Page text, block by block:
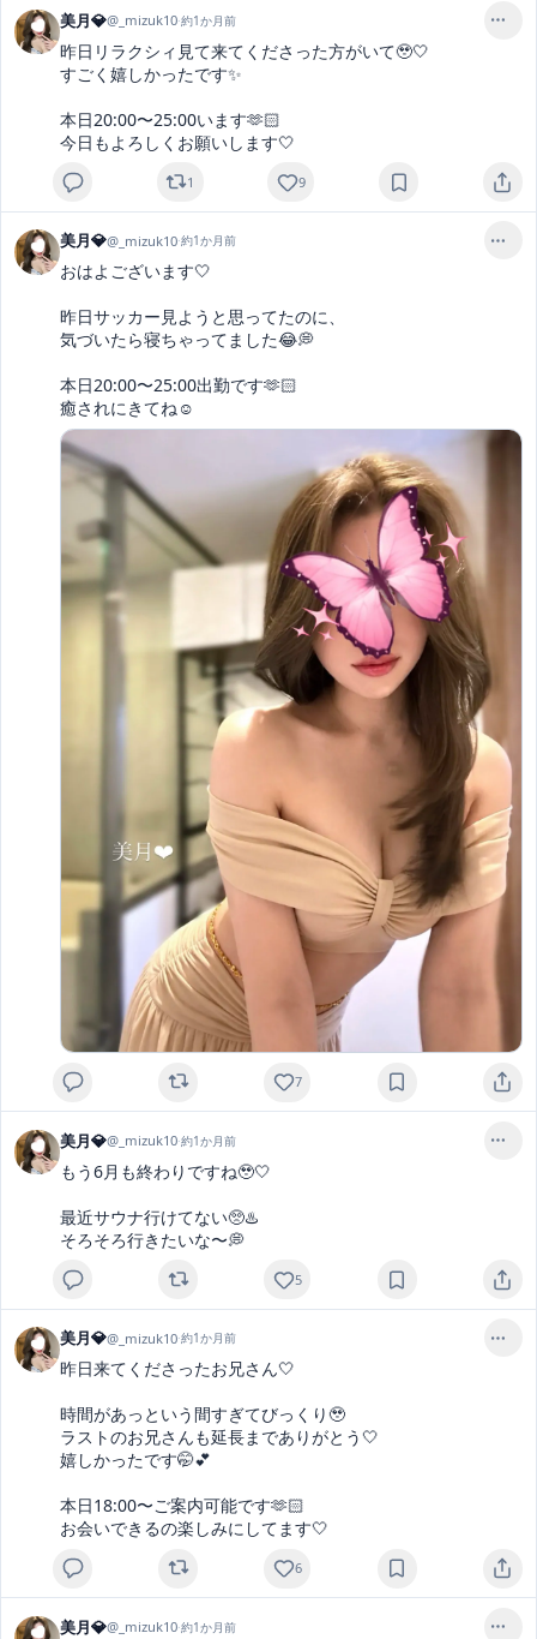
美月💎@_mizuk10·約1か月前
昨日リラクシィ見て来てくださった方がいて🥹🤍
すごく嬉しかったです✨
本日20:00〜25:00います🫶🏻
今日もよろしくお願いします🤍
1 9
美月💎@_mizuk10·約1か月前
おはよございます🤍
昨日サッカー見ようと思ってたのに、
気づいたら寝ちゃってました😂💭
本日20:00〜25:00出勤です🫶🏻
癒されにきてね☺️
7
美月💎@_mizuk10·約1か月前
もう6月も終わりですね🥹🤍
最近サウナ行けてない🥺♨️
そろそろ行きたいな〜💭
5
美月💎@_mizuk10·約1か月前
昨日来てくださったお兄さん🤍
時間があっという間すぎてびっくり🥹
ラストのお兄さんも延長までありがとう🤍
嬉しかったです🤭💕
本日18:00〜ご案内可能です🫶🏻
お会いできるの楽しみにしてます🤍
6
美月💎@_mizuk10·約1か月前